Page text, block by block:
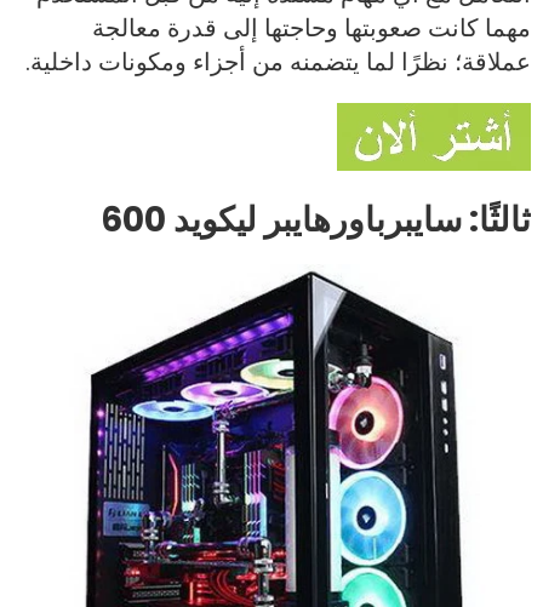
مهما كانت صعوبتها وحاجتها إلى قدرة معالجة
عملاقة؛ نظرًا لما يتضمنه من أجزاء ومكونات داخلية.
ثالثًا: سايبرباورهايبر ليكويد 600